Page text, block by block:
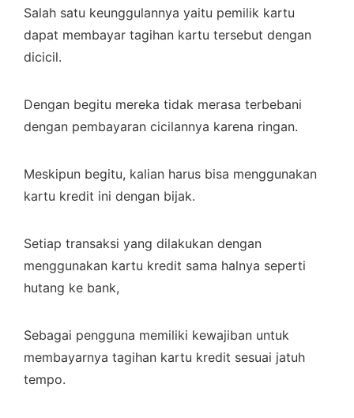
Salah satu keunggulannya yaitu pemilik kartu
dapat membayar tagihan kartu tersebut dengan
dicicil.
Dengan begitu mereka tidak merasa terbebani
dengan pembayaran cicilannya karena ringan.
Meskipun begitu, kalian harus bisa menggunakan
kartu kredit ini dengan bijak.
Setiap transaksi yang dilakukan dengan
menggunakan kartu kredit sama halnya seperti
hutang ke bank,
Sebagai pengguna memiliki kewajiban untuk
membayarnya tagihan kartu kredit sesuai jatuh
tempo.